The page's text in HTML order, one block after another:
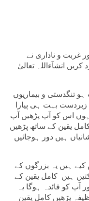
غربت و ناداری نے
انشآءاللہ تعالیٰ
تنگدستی و بیماریوں
زبردست بہت ہی پیارا
اس کو آپ پڑھیں آپ
یقین کے ساتھ پڑھیں
ہیں دور ہوجائیں
ہیں یہ بزرگوں کے
ہیں کامل یقین کے
آپ کو فائدہ ہوگا یہ
پڑھیں کامل یقین